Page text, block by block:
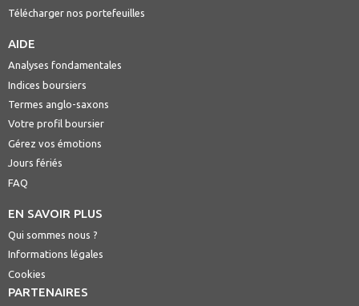
Télécharger nos portefeuilles
AIDE
Analyses fondamentales
Indices boursiers
Termes anglo-saxons
Votre profil boursier
Gérez vos émotions
Jours fériés
FAQ
EN SAVOIR PLUS
Qui sommes nous ?
Informations légales
Cookies
PARTENAIRES